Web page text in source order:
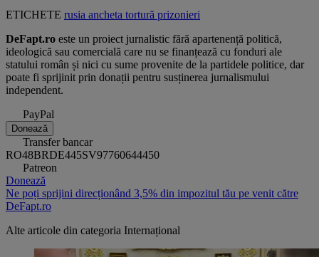
ETICHETE rusia ancheta tortură prizonieri
DeFapt.ro este un proiect jurnalistic fără apartenență politică,
ideologică sau comercială care nu se finanțează cu fonduri ale
statului român și nici cu sume provenite de la partidele politice, dar
poate fi sprijinit prin donații pentru susținerea jurnalismului
independent.
PayPal
Donează
Transfer bancar
RO48BRDE445SV97760644450
Patreon
Donează
Ne poți sprijini direcționând 3,5% din impozitul tău pe venit către
DeFapt.ro
Alte articole din categoria Internațional